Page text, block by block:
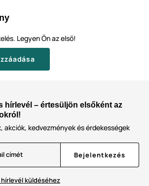
Legyen Ön az első!
hírlevél – értesüljön elsőként az
akciók, kedvezmények és érdekességek
címét Bejelentkezés
hírlevél küldéséhez